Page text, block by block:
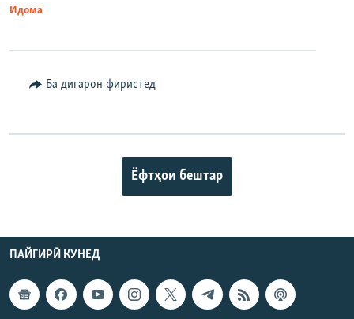
Идома
Ба дигарон фиристед
Ёфтҳои бештар
ПАЙГИРӢ КУНЕД